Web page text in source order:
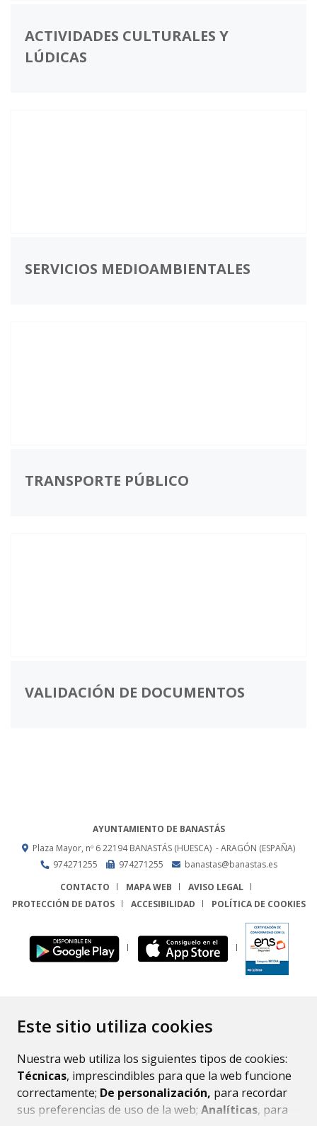
Este sitio utiliza cookies
Nuestra web utiliza los siguientes tipos de cookies:
Técnicas, imprescindibles para que la web funcione
correctamente; De personalización, para recordar
sus preferencias de uso de la web; Analíticas, para
ACTIVIDADES CULTURALES Y
LÚDICAS
SERVICIOS MEDIOAMBIENTALES
TRANSPORTE PÚBLICO
VALIDACIÓN DE DOCUMENTOS
AYUNTAMIENTO DE BANASTÁS
Plaza Mayor, nº 622194 BANASTÁS (HUESCA) - ARAGÓN (ESPAÑA)
974271255
974271255
banastas@banastas.es
CONTACTO
MAPA WEB
AVISO LEGAL
PROTECCIÓN DE DATOS
ACCESIBILIDAD POLÍTICA DE COOKIES